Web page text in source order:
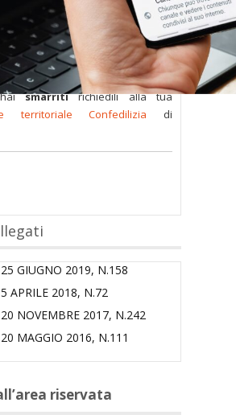
dei soci
ma per poterli
inserire i dati di accesso
destra della pagina.
nome utente e password
haismarritirichiedili alla tua
territoriale Confedilizia di
GIUGNO 2019, N.158
APRILE 2018, N.72
NOVEMBRE 2017, N.242
MAGGIO 2016, N.111
riservata